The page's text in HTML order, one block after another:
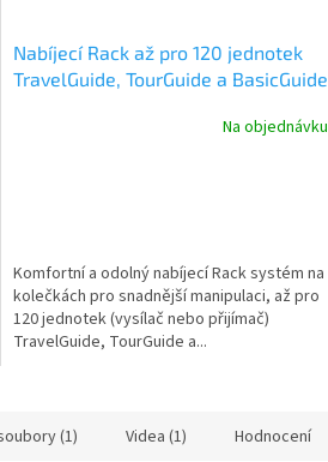
Nabíjecí Rack až pro 120 jednotek
TravelGuide, TourGuide a BasicGuide
Na objednávku
Komfortní a odolný nabíjecí Rack systém na
kolečkách pro snadnější manipulaci, až pro
120 jednotek (vysílač nebo přijímač)
TravelGuide, TourGuide a...
(1) Videa (1) Hodnocení